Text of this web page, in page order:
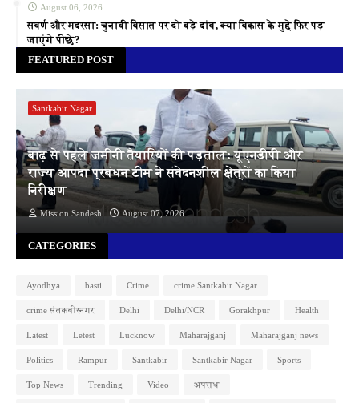
August 06, 2026
सवर्ण और मदरसा: चुनावी बिसात पर दो बड़े दांव, क्या विकास के मुद्दे फिर पड़
जाएंगे पीछे?
FEATURED POST
Santkabir Nagar
बाढ़ से पहले जमीनी तैयारियों की पड़ताल: यूएनडीपी और
राज्य आपदा प्रबंधन टीम ने संवेदनशील क्षेत्रों का किया
निरीक्षण
Mission Sandesh August 07, 2026
CATEGORIES
Ayodhya basti Crime crime Santkabir Nagar
crime संतकबीरनगर Delhi Delhi/NCR Gorakhpur Health
Latest Letest Lucknow Maharajganj Maharajganj news
Politics Rampur Santkabir Santkabir Nagar Sports
Top News Trending Video अपराध